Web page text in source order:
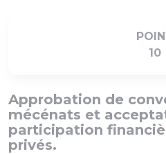
10
Approbation de
mécénats et
participation
privés.